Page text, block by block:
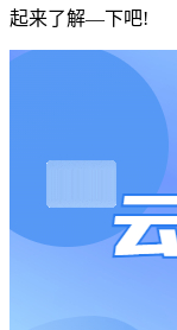
起来了解—下吧!